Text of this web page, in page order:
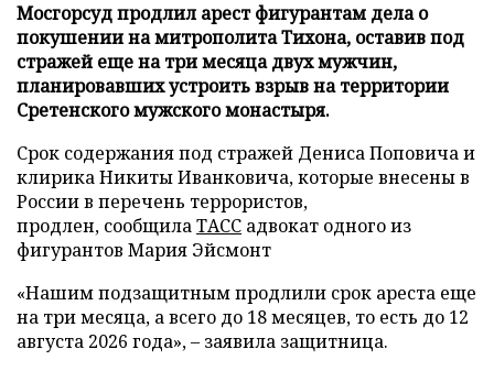
Мосгорсуд продлил арест фигурантам дела о
покушении на митрополита Тихона, оставив под
стражей еще на три месяца двух мужчин,
планировавших устроить взрыв на территории
Сретенского мужского монастыря.
Срок содержания под стражей Дениса Поповича и
клирика Никиты Иванковича, которые внесены в
России в перечень террористов,
продлен, сообщилаТАСС адвокат одного из
фигурантов Мария Эйсмонт
«Нашим подзащитным продлили срок ареста еще
на три месяца, а всего до 18 месяцев, то есть до 12
августа 2026 года», – заявила защитница.